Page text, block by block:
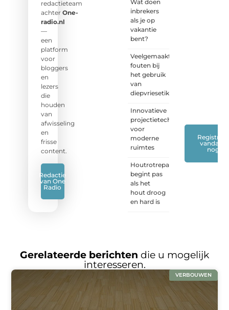
redactieteam
achter One-
radio.nl
—
een
platform
voor
bloggers
en
lezers
die
houden
van
afwisseling
en
frisse
content.
Redactie
van One
Radio
Wat doen
inbrekers
als je op
vakantie
bent?
Veelgemaakte
fouten bij
het gebruik
van
diepvriesetiketten
Innovatieve
projectietechnieken
voor
moderne
ruimtes
Houtrotreparatie
begint pas
als het
hout droog
en hard is
Registreer
vandaag
nog
Gerelateerde berichten die u mogelijk
interesseren.
VERBOUWEN